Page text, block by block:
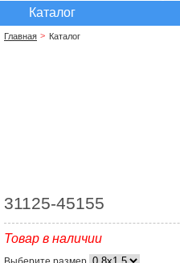
Главная Каталог
31125-45155
Товар в наличии